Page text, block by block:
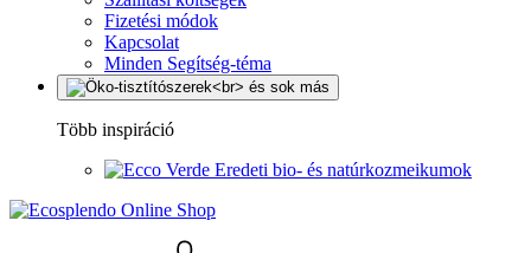
Fizetési módok
Kapcsolat
Minden Segítség-téma
Több inspiráció
Eredeti bio- és natúrkozmeikumok